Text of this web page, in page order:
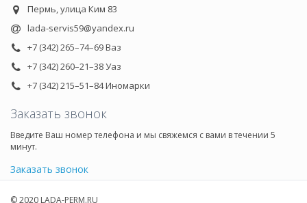
Пермь, улица Ким 83
lada-servis59@yandex.ru
+7 (342) 265–74–69 Ваз
+7 (342) 260–21–38 Уаз
+7 (342) 215–51–84 Иномарки
Заказать звонок
Введите Ваш номер телефона и мы свяжемся с вами в течении 5
минут.
Заказать звонок
© 2020 LADA-PERM.RU